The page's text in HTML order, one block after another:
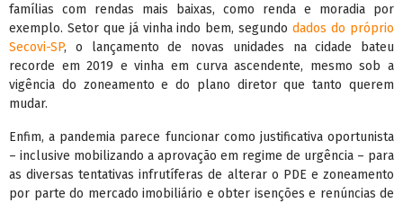
famílias com rendas mais baixas, como renda e moradia por
exemplo. Setor que já vinha indo bem, segundodados do próprio
Secovi-SP, o lançamento de novas unidades na cidade bateu
recorde em 2019 e vinha em curva ascendente, mesmo sob a
vigência do zoneamento e do plano diretor que tanto querem
mudar.
Enfim, a pandemia parece funcionar como justificativa oportunista
– inclusive mobilizando a aprovação em regime de urgência – para
as diversas tentativas infrutíferas de alterar o PDE e zoneamento
por parte do mercado imobiliário e obter isenções e renúncias de